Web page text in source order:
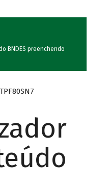
BNDES preenchendo